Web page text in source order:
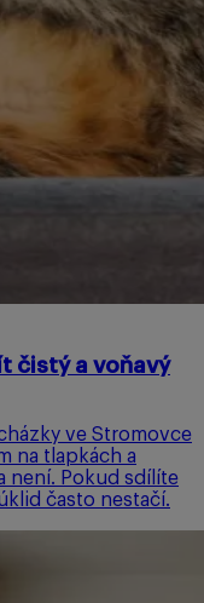
čistý a voňavý
ve Stromovce
na tlapkách a
není. Pokud sdílíte
často nestačí.